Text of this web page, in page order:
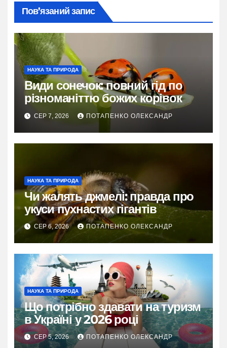
Пов’язаний запис
НАУКА ТА ПРИРОДА
Види сонечок: повний гід по
різноманіттю божих корівок
СЕР 7, 2026 ПОТАПЕНКО ОЛЕКСАНДР
НАУКА ТА ПРИРОДА
Чи жалять джмелі: правда про
укуси пухнастих гігантів
СЕР 6, 2026 ПОТАПЕНКО ОЛЕКСАНДР
НАУКА ТА ПРИРОДА
Що потрібно здавати на туризм
в Україні у 2026 році
СЕР 5, 2026 ПОТАПЕНКО ОЛЕКСАНДР